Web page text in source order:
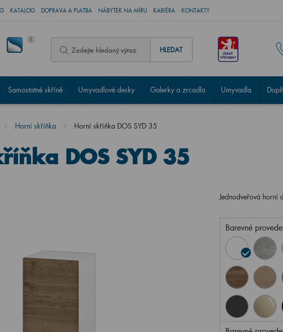
KATALOG DOPRAVA A PLATBA NÁBYTEK NA MÍRU KARIÉRA KONTAKTY
HLEDAT
Samostatné skříně Umyvadlové desky Galerky a zrcadla Umyvadla
Horní skříňka Horní skříňka DOS SYD 35
DOS SYD 35
Jednodveřová
Barevné